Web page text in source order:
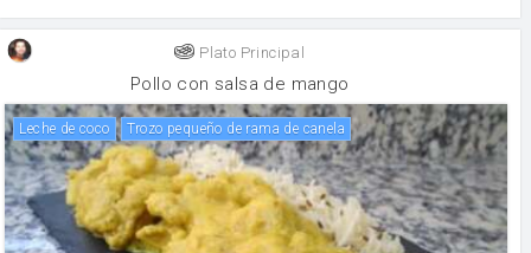
Plato Principal
Pollo con salsa de mango
Leche de coco Trozo pequeño de rama de canela